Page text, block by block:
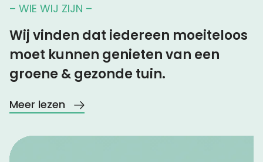
– WIE WIJ ZIJN –
Wij vinden dat iedereen moeiteloos
moet kunnen genieten van een
groene & gezonde tuin.
Meer lezen